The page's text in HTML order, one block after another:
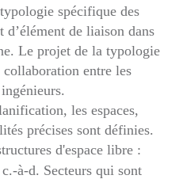
spécifique des
d’élément de liaison dans
Le projet de la typologie
collaboration entre les
les espaces,
précises sont définies.
d'espace libre :
à-d. Secteurs qui sont